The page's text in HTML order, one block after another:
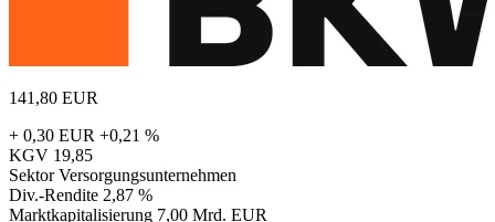
141,80 EUR
+ 0,30 EUR +0,21 %
KGV 19,85
Sektor Versorgungsunternehmen
Div.-Rendite 2,87 %
Marktkapitalisierung 7,00 Mrd. EUR